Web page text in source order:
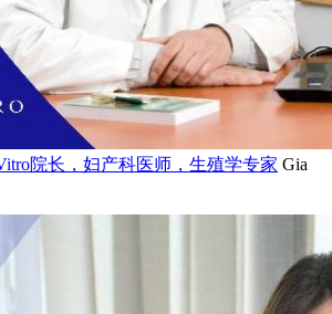
院长，妇产科医师，生殖学专家 Gia